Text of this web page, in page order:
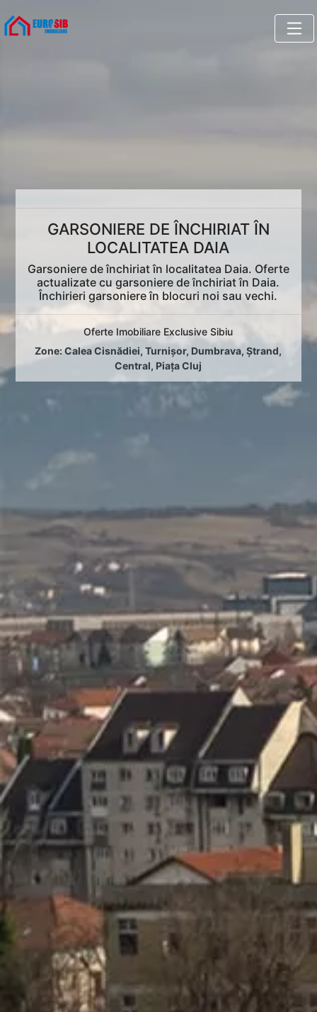
GARSONIERE DE ÎNCHIRIAT ÎN
LOCALITATEA DAIA
Garsoniere de închiriat în localitatea Daia. Oferte
actualizate cu garsoniere de închiriat în Daia.
Închirieri garsoniere în blocuri noi sau vechi.
Oferte Imobiliare Exclusive Sibiu
Zone:Calea Cisnădiei,Turnișor, Dumbrava,Ștrand,
Central, Piața Cluj